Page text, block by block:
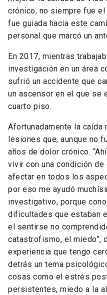
crónico, no siempre fue
fue guiada hacia este
personal que marcó un
En 2017, mientras
investigación en un área
sufrió un accidente que
un ascensor en el que se
cuarto piso.
Afortunadamente la
lesiones que, aunque no
años de dolor crónico.
vivir con una condición
afectar en todos los
por eso me ayudó
investigativo, porque
dificultades que estaban
el sentirse no
catastrofismo, el miedo”,
experiencia que tengo
detrás un tema
cosas como el estrés
persistentes, miedo a la